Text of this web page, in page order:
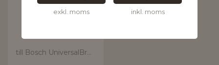
exkl. moms inkl. moms
till Bosch UniversalBrush